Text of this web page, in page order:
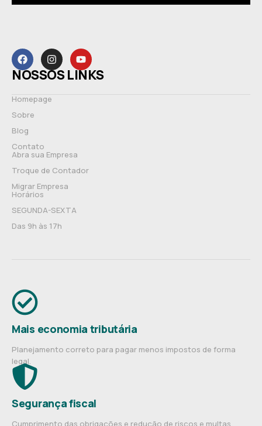
NOSSOS LINKS
Homepage
Sobre
Blog
Contato
Abra sua Empresa
Troque de Contador
Migrar Empresa
Horários
SEGUNDA-SEXTA
Das 9h às 17h
Mais economia tributária
Planejamento correto para pagar menos impostos de forma
legal.
Segurança fiscal
Cumprimento das obrigações e redução de riscos e multas.